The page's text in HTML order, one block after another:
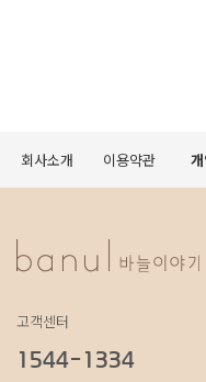
회사소개 이용약관
고객센터
1544-1334